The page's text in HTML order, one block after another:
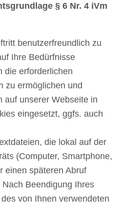
§ 6 Nr. 4 iVm
benutzerfreundlich zu
Ihre Bedürfnisse
die erforderlichen
zu ermöglichen und
auf unserer Webseite in
eingesetzt, ggfs. auch
die lokal auf der
(Computer, Smartphone,
einen späteren Abruf
Beendigung Ihres
von Ihnen verwendeten